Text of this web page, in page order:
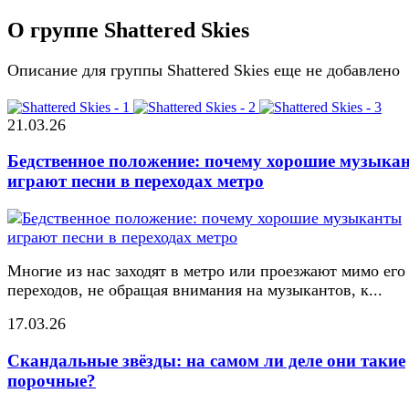
О группе Shattered Skies
Описание для группы Shattered Skies еще не добавлено
21.03.26
Бедственное положение: почему хорошие
играют песни в переходах метро
Многие из нас заходят в метро или проезжают мимо его
переходов, не обращая внимания на музыкантов, к...
17.03.26
Скандальные звёзды: на самом ли деле они такие
порочные?